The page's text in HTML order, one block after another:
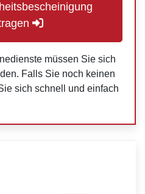
müssen Sie sich
Falls Sie noch keinen
sich schnell und einfach